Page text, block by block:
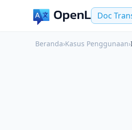
Doc
Beranda›Kasus Penggunaan›